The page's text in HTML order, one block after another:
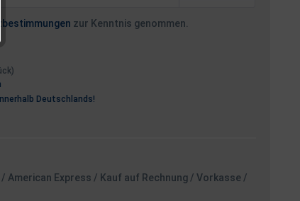
zur Kenntnis genommen.
Deutschlands!
American Express / Kauf auf Rechnung / Vorkasse /